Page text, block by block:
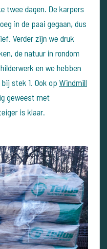
twee dagen. De karpers
in de paai gegaan, dus
Verder zijn we druk
de natuur in rondom
en we hebben
stek 1. Ook op Windmill
geweest met
is klaar.